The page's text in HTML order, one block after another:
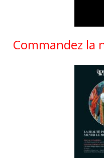
Commandez la